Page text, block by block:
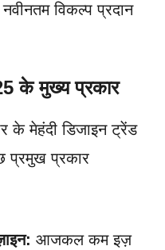
विकल्प प्रदान
के मुख्य प्रकार
मेहंदी डिजाइन ट्रेंड
प्रमुख प्रकार
आजकल कम इज़